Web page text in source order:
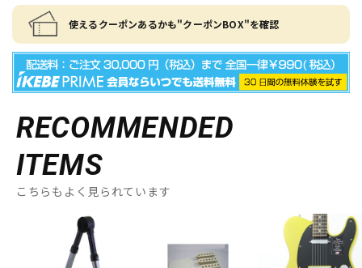
使えるクーポンあるかも"クーポンBOX"を確認
RECOMMENDED
ITEMS
こちらもよく見られています